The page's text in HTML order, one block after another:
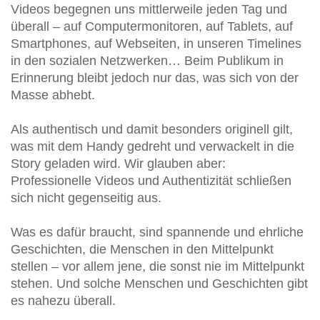
Videos begegnen uns mittlerweile jeden Tag und
überall – auf Computermonitoren, auf Tablets, auf
Smartphones, auf Webseiten, in unseren Timelines
in den sozialen Netzwerken… Beim Publikum in
Erinnerung bleibt jedoch nur das, was sich von der
Masse abhebt.
Als authentisch und damit besonders originell gilt,
was mit dem Handy gedreht und verwackelt in die
Story geladen wird. Wir glauben aber:
Professionelle Videos und Authentizität schließen
sich nicht gegenseitig aus.
Was es dafür braucht, sind spannende und ehrliche
Geschichten, die Menschen in den Mittelpunkt
stellen – vor allem jene, die sonst nie im Mittelpunkt
stehen. Und solche Menschen und Geschichten gibt
es nahezu überall.